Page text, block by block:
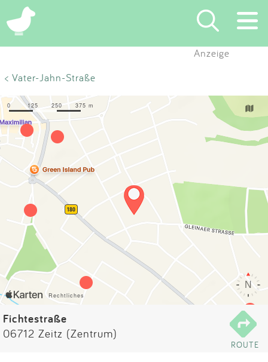
×
Eintragen
Partner
Kontakt
Impressum
Anzeige
< Vater-Jahn-Straße
Fichtestraße
06712 Zeitz (Zentrum)
ROUTE